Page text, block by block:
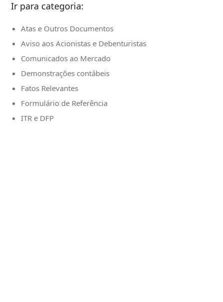
Ir para categoria:
Atas e Outros Documentos
Aviso aos Acionistas e Debenturistas
Comunicados ao Mercado
Demonstrações contábeis
Fatos Relevantes
Formulário de Referência
ITR e DFP